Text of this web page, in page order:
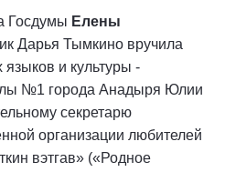
Госдумы Елены
Дарья Тымкино вручила
и культуры -
№1 города Анадыря Юлии
секретарю
организации любителей
вэтгав» («Родное